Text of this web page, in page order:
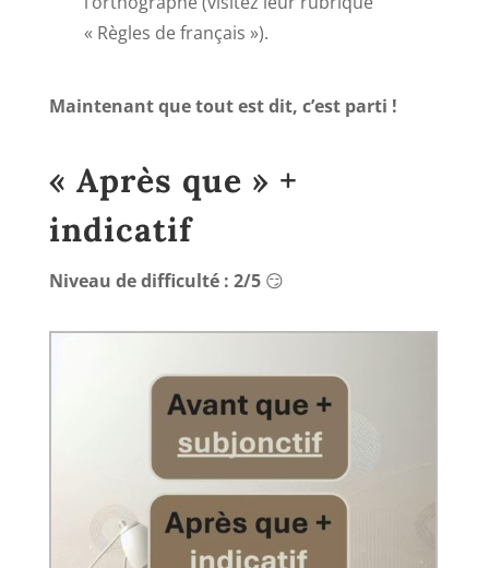
« Règles de français »).
Maintenant que tout est dit, c’est parti !
« Après que » +
indicatif
Niveau de difficulté : 2/5😏